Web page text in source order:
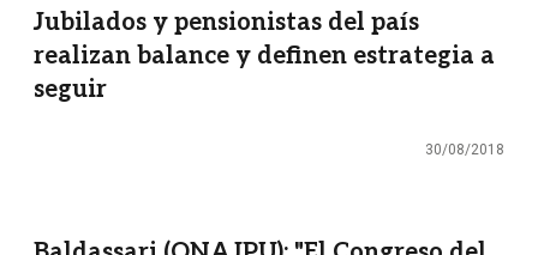
Jubilados y pensionistas del país
realizan balance y definen estrategia a
seguir
30/08/2018